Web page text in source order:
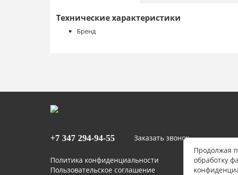
Технические характеристики
Бренд
+7 347 294-94-55 Заказать звонок
Политика конфиденциальности
Пользовательское соглашение
Продолжая
обработку